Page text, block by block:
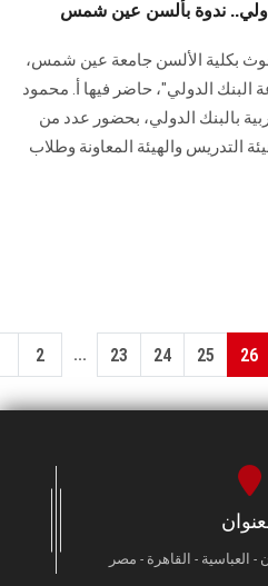
ندوة بألسن عين شمس
بكلية الألسن جامعة عين شمس،
البنك الدولي"، حاضر فيها أ. محمود
بالبنك الدولي، بحضور عدد من
التدريس والهيئة المعاونة وطلاب
2 ... 23 24 25 26
- العباسية - القاهرة - مصر